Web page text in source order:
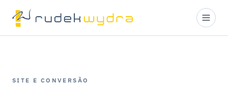
SITE E CONVERSÃO